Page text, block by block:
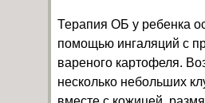
Терапия ОБ у ребенка
помощью ингаляций с
вареного картофеля.
несколько небольших